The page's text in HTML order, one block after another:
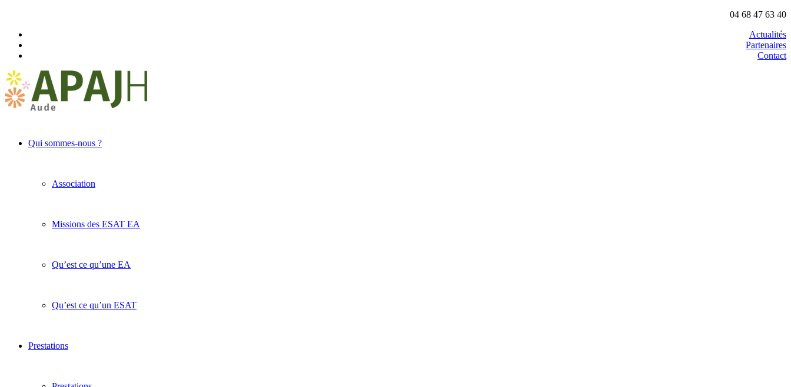
04 68 47 63 40
Actualités
Partenaires
Contact
Qui sommes-nous ?
Association
Missions des ESAT EA
Qu’est ce qu’une EA
Qu’est ce qu’un ESAT
Prestations